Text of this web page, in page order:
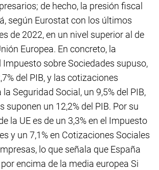
de hecho, la presión fiscal
según Eurostat con los últimos
de 2022, en un nivel superior al de
Europea. En concreto, la
Impuesto sobre Sociedades supuso,
del PIB, y las cotizaciones
Seguridad Social, un 9,5% del PIB,
suponen un 12,2% del PIB. Por su
la UE es de un 3,3% en el Impuesto
y un 7,1% en Cotizaciones Sociales
lo que señala que España
encima de la media europea Si